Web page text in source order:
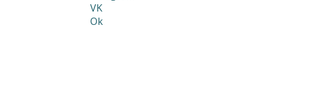
VK
Ok